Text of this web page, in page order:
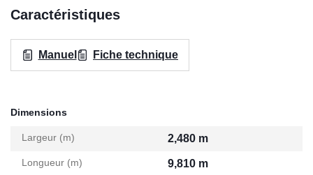
Caractéristiques
Manuel Fiche technique
Dimensions
Largeur (m) 2,480 m
Longueur (m) 9,810 m